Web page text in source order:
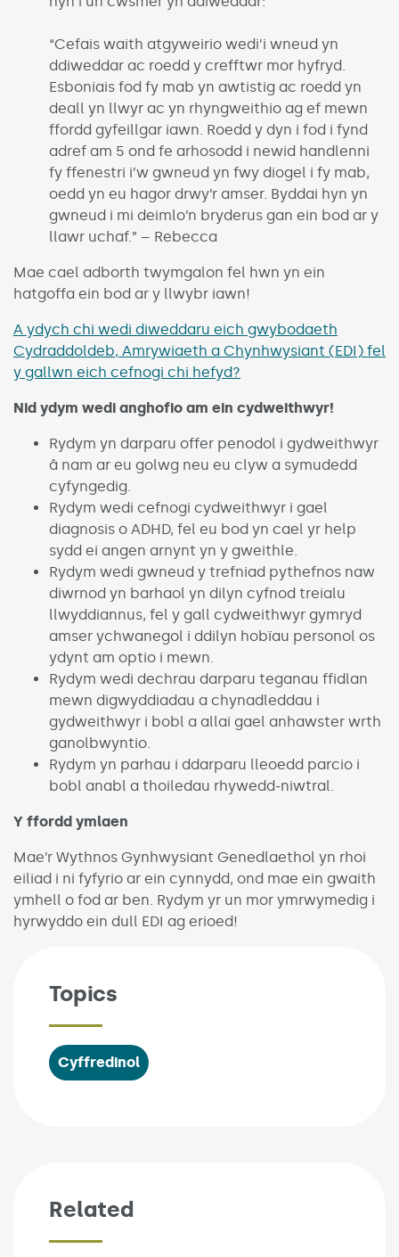
“Cefais waith atgyweirio wedi’i wneud yn
ddiweddar ac roedd y crefftwr mor hyfryd.
Esboniais fod fy mab yn awtistig ac roedd yn
deall yn llwyr ac yn rhyngweithio ag ef mewn
ffordd gyfeillgar iawn. Roedd y dyn i fod i fynd
adref am 5 ond fe arhosodd i newid handlenni
fy ffenestri i’w gwneud yn fwy diogel i fy mab,
oedd yn eu hagor drwy’r amser. Byddai hyn yn
gwneud i mi deimlo’n bryderus gan ein bod ar y
llawr uchaf.” – Rebecca
Mae cael adborth twymgalon fel hwn yn ein
hatgoffa ein bod ar y llwybr iawn!
A ydych chi wedi diweddaru eich gwybodaeth
Cydraddoldeb, Amrywiaeth a Chynhwysiant (EDI) fel
y gallwn eich cefnogi chi hefyd?
Nid ydym wedi anghofio am ein cydweithwyr!
Rydym yn darparu offer penodol i gydweithwyr
â nam ar eu golwg neu eu clyw a symudedd
cyfyngedig.
Rydym wedi cefnogi cydweithwyr i gael
diagnosis o ADHD, fel eu bod yn cael yr help
sydd ei angen arnynt yn y gweithle.
Rydym wedi gwneud y trefniad pythefnos naw
diwrnod yn barhaol yn dilyn cyfnod treialu
llwyddiannus, fel y gall cydweithwyr gymryd
amser ychwanegol i ddilyn hobïau personol os
ydynt am optio i mewn.
Rydym wedi dechrau darparu teganau ffidlan
mewn digwyddiadau a chynadleddau i
gydweithwyr i bobl a allai gael anhawster wrth
ganolbwyntio.
Rydym yn parhau i ddarparu lleoedd parcio i
bobl anabl a thoiledau rhywedd-niwtral.
Y ffordd ymlaen
Mae’r Wythnos Gynhwysiant Genedlaethol yn rhoi
eiliad i ni fyfyrio ar ein cynnydd, ond mae ein gwaith
ymhell o fod ar ben. Rydym yr un mor ymrwymedig i
hyrwyddo ein dull EDI ag erioed!
Topics
Cyffredinol
Related